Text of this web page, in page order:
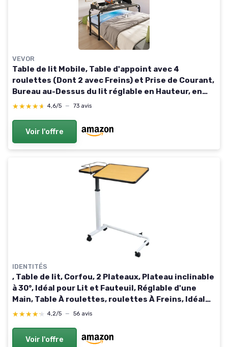
VEVOR
Table de lit Mobile, Table d'appoint avec 4
roulettes (Dont 2 avec Freins) et Prise de Courant,
Bureau au-Dessus du lit réglable en Hauteur, en
Panneaux de Particules, pour Maison, Bureau, Noir
★★★★★
★★★★★ 4,6/5 — 73 avis
Voir l'offre
IDENTITÉS
, Table de lit, Corfou, 2 Plateaux, Plateau inclinable
à 30°, Idéal pour Lit et Fauteuil, Réglable d'une
Main, Table À roulettes, roulettes À Freins, Idéal
Personnes Alitées, Table Déjeuner
★★★★★
★★★★★ 4,2/5 — 56 avis
Voir l'offre